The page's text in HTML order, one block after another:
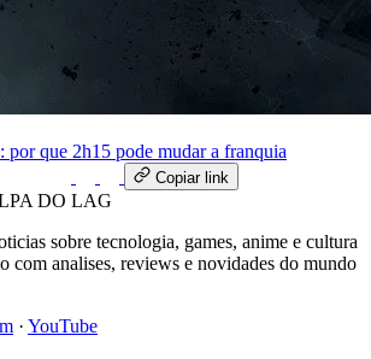
que 2h15 pode mudar a franquia
Copiar link
DO LAG
sobre tecnologia, games, anime e cultura
com analises, reviews e novidades do mundo
· YouTube